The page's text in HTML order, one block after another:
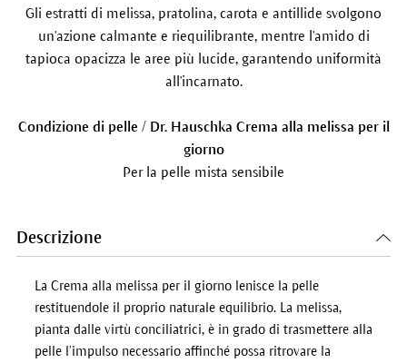
Gli estratti di melissa, pratolina, carota e antillide svolgono
un'azione calmante e riequilibrante, mentre l'amido di
tapioca opacizza le aree più lucide, garantendo uniformità
all'incarnato.
Condizione di pelle / Dr. Hauschka Crema alla melissa per il
giorno
Per la pelle mista sensibile
Descrizione
La Crema alla melissa per il giorno lenisce la pelle
restituendole il proprio naturale equilibrio. La melissa,
pianta dalle virtù conciliatrici, è in grado di trasmettere alla
pelle l’impulso necessario affinché possa ritrovare la